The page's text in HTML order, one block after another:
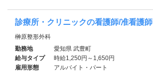
診療所・クリニックの看護師/准看護師
榊原整形外科
勤務地
愛知県 武豊町
給与タイプ
時給1,250円～1,650円
雇用形態
アルバイト・パート